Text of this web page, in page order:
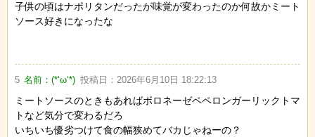
子供の頃はナポリタンだったが味覚が変わったのか何故かミート
ソース好きになったな
5 名前：(*‘ω‘*) 投稿日： 2026年6月10日 18:22:13
ミートソースのときもあればボロネーゼペペロンガーリックトマ
トなど気分で変わるだろ
いちいち優劣つけて食の幅狭めてバカじゃねーの？